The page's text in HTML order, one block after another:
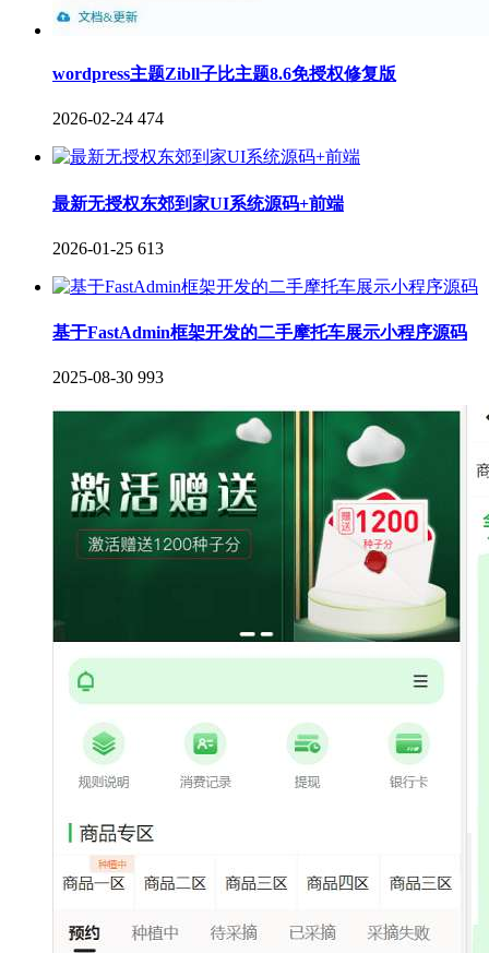
wordpress主题Zibll子比主题8.6免授权修复版
2026-02-24 474
最新无授权东郊到家UI系统源码+前端
2026-01-25 613
基于FastAdmin框架开发的二手摩托车展示小程序源码
2025-08-30 993